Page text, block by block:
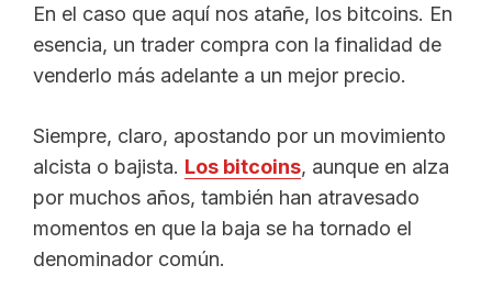
En el caso que aquí nos atañe, los bitcoins. En
esencia, un trader compra con la finalidad de
venderlo más adelante a un mejor precio.
Siempre, claro, apostando por un movimiento
alcista o bajista. Los bitcoins, aunque en alza
por muchos años, también han atravesado
momentos en que la baja se ha tornado el
denominador común.